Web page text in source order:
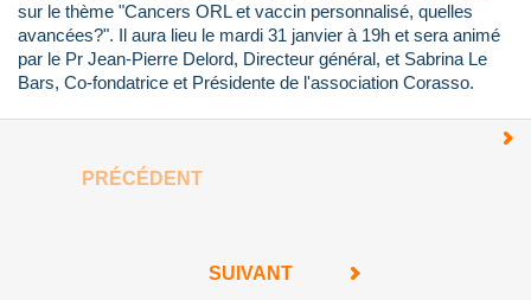
sur le thème "Cancers ORL et vaccin personnalisé, quelles
avancées?". Il aura lieu le mardi 31 janvier à 19h et sera animé
par le Pr Jean-Pierre Delord, Directeur général, et Sabrina Le
Bars, Co-fondatrice et Présidente de l'association Corasso.
PRÉCÉDENT
SUIVANT